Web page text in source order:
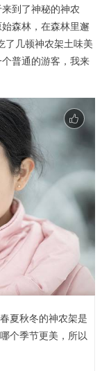
到了神秘的神农
森林，在森林里邂
了几顿神农架土味美
普通的游客，我来
夏秋冬的神农架是
个季节更美，所以